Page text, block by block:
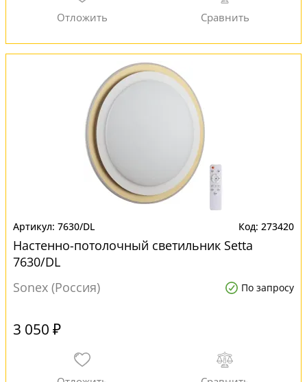
7630/DL 273420
Настенно-потолочный светильник Setta
7630/DL
Sonex (Россия)
По запросу
3 050 ₽